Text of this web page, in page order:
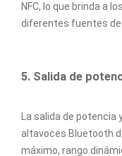
NFC, lo que brinda a
diferentes fuentes de
5. Salida de
La salida de
altavoces Bluetooth
máximo, rango